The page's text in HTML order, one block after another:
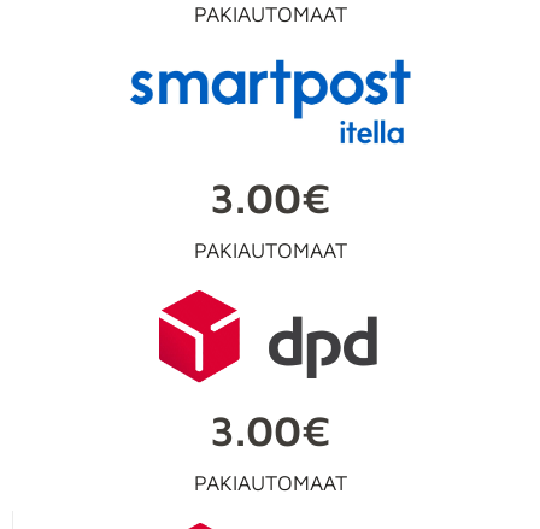
PAKIAUTOMAAT
3.00€
PAKIAUTOMAAT
3.00€
PAKIAUTOMAAT